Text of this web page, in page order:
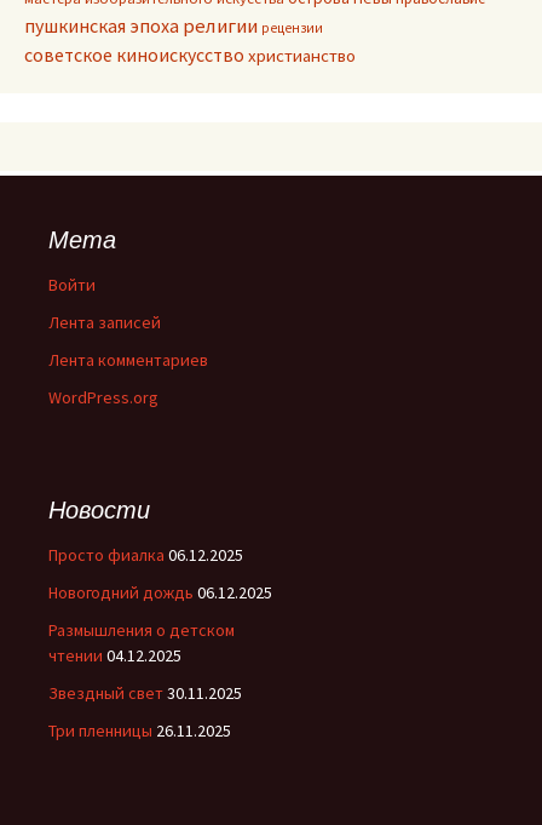
пушкинская эпоха религии рецензии
советское киноискусство христианство
Мета
Войти
Лента записей
Лента комментариев
WordPress.org
Новости
Просто фиалка 06.12.2025
Новогодний дождь 06.12.2025
Размышления о детском
чтении 04.12.2025
Звездный свет30.11.2025
Три пленницы 26.11.2025